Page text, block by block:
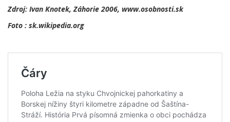
Zdroj: Ivan Knotek, Záhorie 2006, www.osobnosti.sk
Foto : sk.wikipedia.org